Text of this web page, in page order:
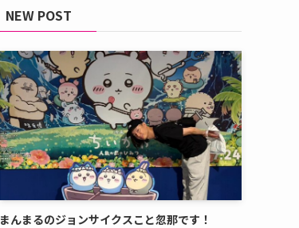
NEW POST
まんまるのジョンサイクスこと忽那です！